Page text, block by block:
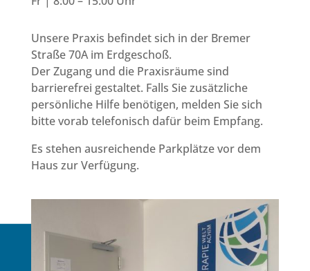
Unsere Praxis befindet sich in der Bremer
Straße 70A im Erdgeschoß.
Der Zugang und die Praxisräume sind
barrierefrei gestaltet. Falls Sie zusätzliche
persönliche Hilfe benötigen, melden Sie sich
bitte vorab telefonisch dafür beim Empfang.
Es stehen ausreichende Parkplätze vor dem
Haus zur Verfügung.